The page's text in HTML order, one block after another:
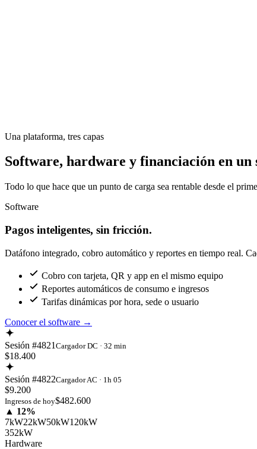
Una plataforma, tres capas
Software, hardware y financiación en un
Todo lo que hace que un punto de carga sea rentable desde el
Software
Pagos inteligentes, sin fricción.
Datáfono integrado, cobro automático y reportes en tiempo real.
Cobro con tarjeta, QR y app en el mismo equipo
Reportes automáticos de consumo e ingresos
Tarifas dinámicas por hora, sede o usuario
Conocer el software →
Sesión #4821 Cargador DC · 32 min
$18.400
Sesión #4822Cargador AC · 1h 05
$9.200
Ingresos de hoy$482.600
▲ 12%
7kW22kW50kW120kW
352kW
Hardware